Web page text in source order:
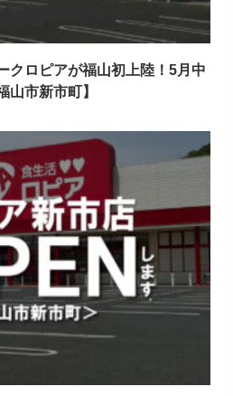
クロピアが福山初上陸！5月中
山市新市町】